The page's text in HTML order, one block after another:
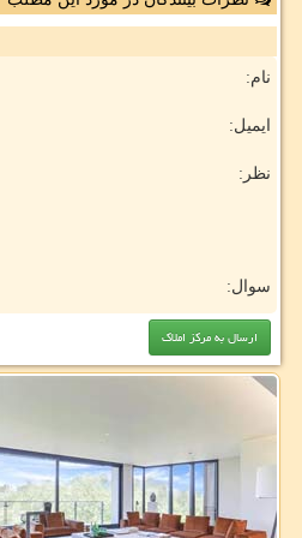
نام:
ایمیل:
نظر:
سوال: